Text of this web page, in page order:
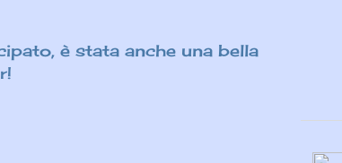
è stata anche una bella